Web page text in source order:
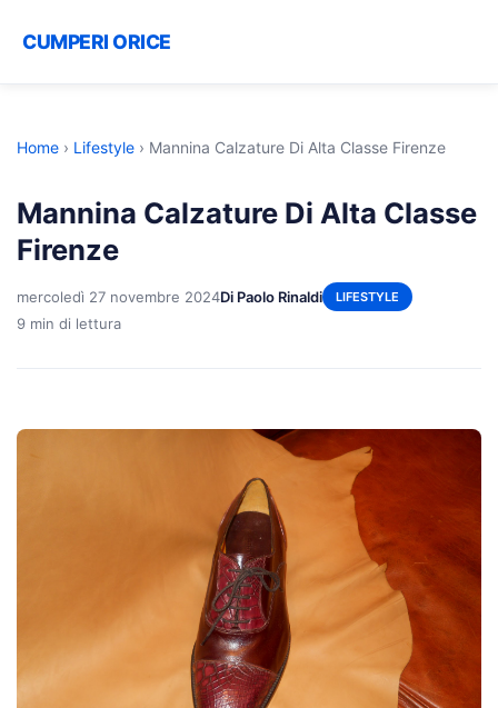
CUMPERI ORICE
Home › Lifestyle › Mannina Calzature Di Alta Classe Firenze
Mannina Calzature Di Alta Classe
Firenze
mercoledì 27 novembre 2024Di Paolo Rinaldi LIFESTYLE
9 min di lettura